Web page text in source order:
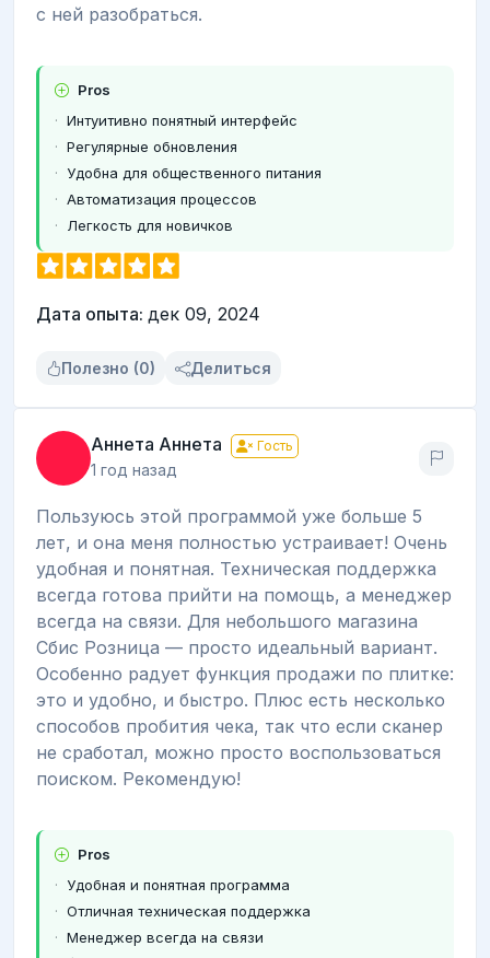
с ней разобраться.
Pros
Интуитивно понятный интерфейс
Регулярные обновления
Удобна для общественного питания
Автоматизация процессов
Легкость для новичков
Дата опыта: дек 09, 2024
Полезно (0) Делиться
Аннета Аннета Гость
1 год назад
Пользуюсь этой программой уже больше 5
лет, и она меня полностью устраивает! Очень
удобная и понятная. Техническая поддержка
всегда готова прийти на помощь, а менеджер
всегда на связи. Для небольшого магазина
Сбис Розница — просто идеальный вариант.
Особенно радует функция продажи по плитке:
это и удобно, и быстро. Плюс есть несколько
способов пробития чека, так что если сканер
не сработал, можно просто воспользоваться
поиском. Рекомендую!
Pros
Удобная и понятная программа
Отличная техническая поддержка
Менеджер всегда на связи